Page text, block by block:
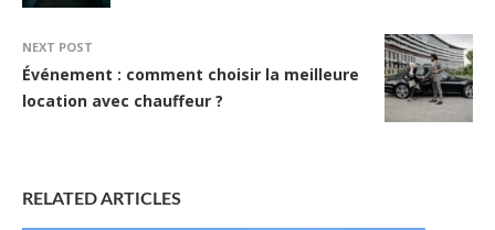
NEXT POST
Événement : comment choisir la meilleure
location avec chauffeur ?
RELATED ARTICLES